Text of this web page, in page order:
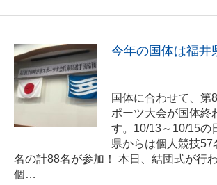
今年の国体は福井
国体に合わせて、第
ポーツ大会が国体終
す。10/13～10/15の
県からは個人競技57
名の計88名が参加！ 本日、結団式が行わ
個…